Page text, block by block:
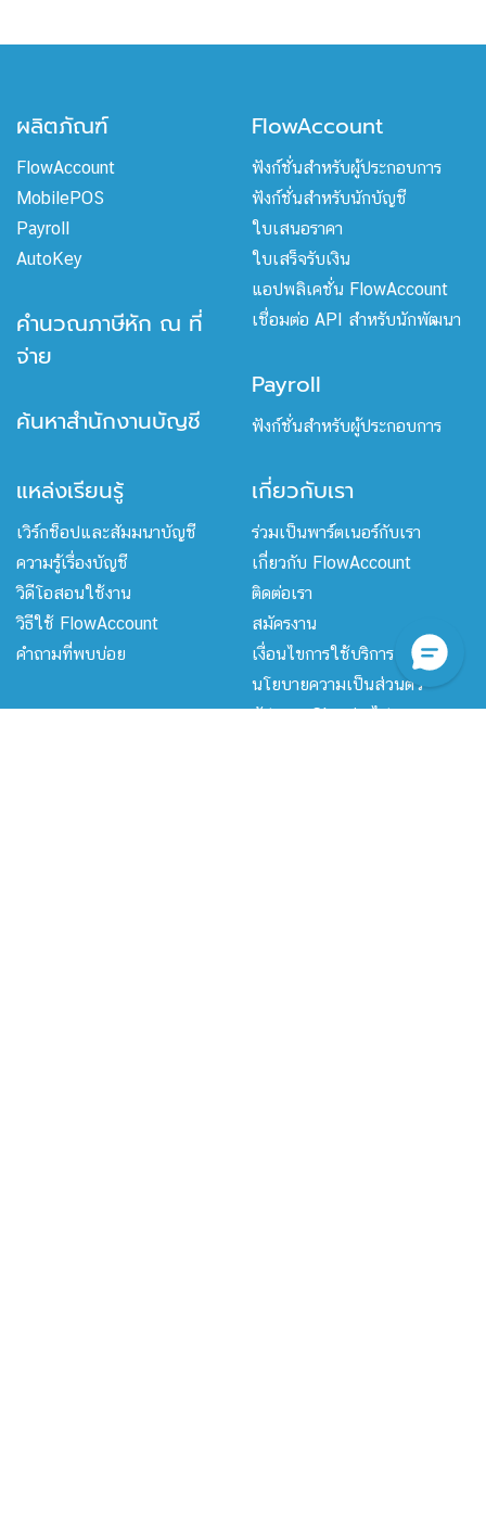
ผลิตภัณฑ์
FlowAccount
MobilePOS
Payroll
AutoKey
คำนวณภาษีหัก ณ ที่
จ่าย
ค้นหาสำนักงานบัญชี
FlowAccount
ฟังก์ชั่นสำหรับผู้ประกอบการ
ฟังก์ชั่นสำหรับนักบัญชี
ใบเสนอราคา
ใบเสร็จรับเงิน
แอปพลิเคชั่น FlowAccount
เชื่อมต่อ API สำหรับนักพัฒนา
Payroll
ฟังก์ชั่นสำหรับผู้ประกอบการ
แหล่งเรียนรู้
เวิร์กช็อปและสัมมนาบัญชี
ความรู้เรื่องบัญชี
วิดีโอสอนใช้งาน
วิธีใช้ FlowAccount
คำถามที่พบบ่อย
AutoKey
เกี่ยวกับเรา
ร่วมเป็นพาร์ตเนอร์กับเรา
เกี่ยวกับ FlowAccount
ติดต่อเรา
สมัครงาน
เงื่อนไขการใช้บริการ
นโยบายความเป็นส่วนตัว
อัปเกรด Classic ไป